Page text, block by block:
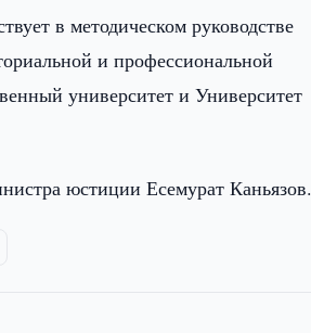
в методическом руководстве
и профессиональной
университет и Университет
юстиции Есемурат Каньязов.